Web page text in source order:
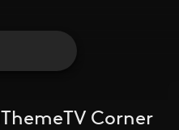
ThemeTV Corner